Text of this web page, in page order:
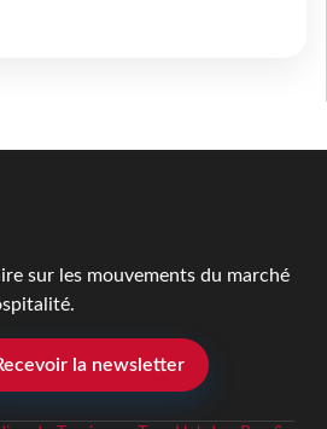
sur les mouvements du marché
la newsletter